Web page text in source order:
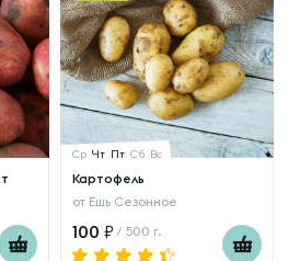
Ср Чт Пт Сб Вс
Картофель
от Ешь Сезонное
100 / 500 г.